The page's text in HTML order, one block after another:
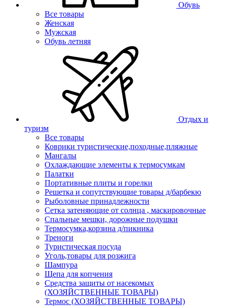
Обувь
Все товары
Женская
Мужская
Обувь летняя
Отдых и
туризм
Все товары
Коврики туристические,походные,пляжные
Мангалы
Охлаждающие элементы к термосумкам
Палатки
Портативные плиты и горелки
Решетка и сопутствующие товары д/барбекю
Рыболовные принадлежности
Сетка затеняющие от солнца , маскировочные
Спальные мешки, дорожные подушки
Термосумка,корзина д/пикника
Треноги
Туристическая посуда
Уголь,товары для розжига
Шампура
Щепа для копчения
Средства защиты от насекомых
(ХОЗЯЙСТВЕННЫЕ ТОВАРЫ)
Термос (ХОЗЯЙСТВЕННЫЕ ТОВАРЫ)